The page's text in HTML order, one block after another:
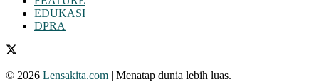
EDUKASI
DPRA
© 2026 Lensakita.com | Menatap dunia lebih luas.